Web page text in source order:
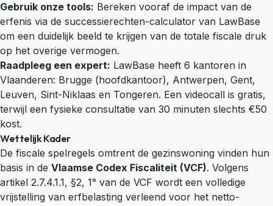
Gebruik onze tools: Bereken vooraf de impact van de
erfenis via de successierechten-calculator van LawBase
om een duidelijk beeld te krijgen van de totale fiscale druk
op het overige vermogen.
Raadpleeg een expert: LawBase heeft 6 kantoren in
Vlaanderen: Brugge (hoofdkantoor), Antwerpen, Gent,
Leuven, Sint-Niklaas en Tongeren. Een videocall is gratis,
terwijl een fysieke consultatie van 30 minuten slechts €50
kost.
Wettelijk Kader
De fiscale spelregels omtrent de gezinswoning vinden hun
basis in de Vlaamse Codex Fiscaliteit (VCF). Volgens
artikel 2.7.4.1.1, §2, 1° van de VCF wordt een volledige
vrijstelling van erfbelasting verleend voor het netto-